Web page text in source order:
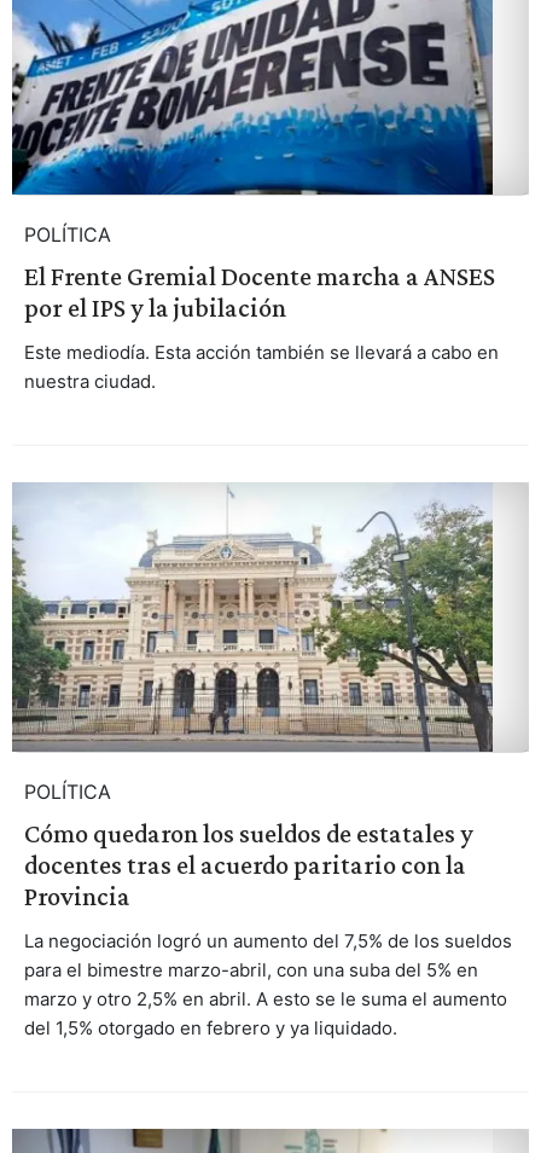
POLÍTICA
El Frente Gremial Docente marcha a ANSES
por el IPS y la jubilación
Este mediodía. Esta acción también se llevará a cabo en
nuestra ciudad.
POLÍTICA
Cómo quedaron los sueldos de estatales y
docentes tras el acuerdo paritario con la
Provincia
La negociación logró un aumento del 7,5% de los sueldos
para el bimestre marzo-abril, con una suba del 5% en
marzo y otro 2,5% en abril. A esto se le suma el aumento
del 1,5% otorgado en febrero y ya liquidado.